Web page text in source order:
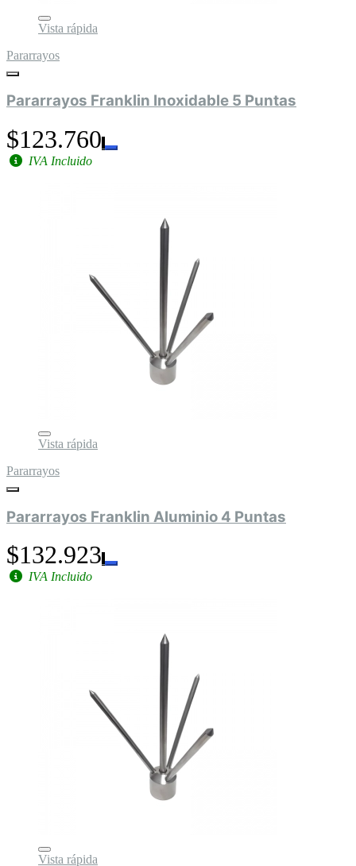
Vista rápida
Pararrayos
Pararrayos Franklin Inoxidable 5 Puntas
$123.760
IVA Incluido
Vista rápida
Pararrayos
Pararrayos Franklin Aluminio 4 Puntas
$132.923
IVA Incluido
Vista rápida